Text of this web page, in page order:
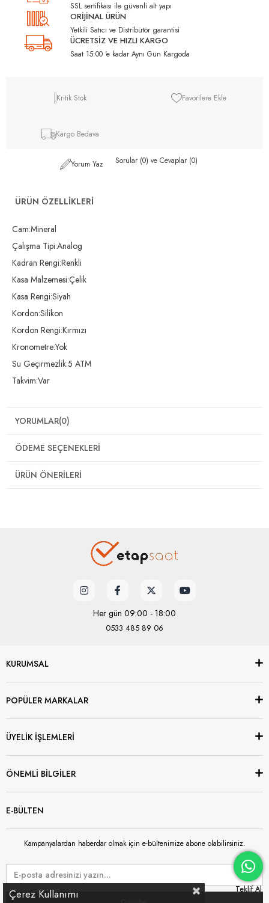
SSL sertifikası ile güvenli alt yapı
ORİJİNAL ÜRÜN
Yetkili Satıcı ve Distribütör garantisi
ÜCRETSİZ VE HIZLI KARGO
Saat 15:00 'e kadar Aynı Gün Kargoda
Kritik Stok Favorilere Ekle
Kargo Bedava
Yorum Yaz Sorular (0) ve Cevaplar (0)
ÜRÜN ÖZELLIKLERI
Cam:Mineral
Çalışma Tipi:Analog
Kadran Rengi:Renkli
Kasa Malzemesi:Çelik
Kasa Rengi:Siyah
Kordon:Silikon
Kordon Rengi:Kırmızı
Kronometre:Yok
Su Geçirmezlik:5 ATM
Takvim:Var
YORUMLAR(0)
ÖDEME SEÇENEKLERI
ÜRÜN ÖNERILERI
Her gün 09:00 - 18:00
0533 485 89 06
KURUMSAL
POPÜLER MARKALAR
ÜYELİK İŞLEMLERİ
ÖNEMLİ BİLGİLER
E-BÜLTEN
Kampanyalardan haberdar olmak için e-bültenimize abone olabilirsiniz.
Çerez Kullanımı